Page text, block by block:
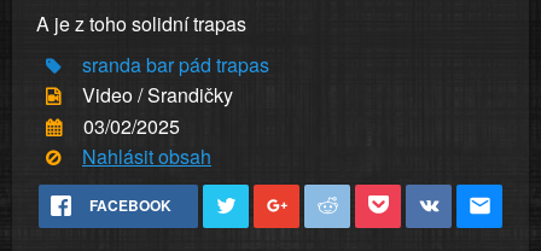
A je z toho solidní trapas
srandabarpád trapas
Video / Srandičky
03/02/2025
Nahlásit obsah
FACEBOOK